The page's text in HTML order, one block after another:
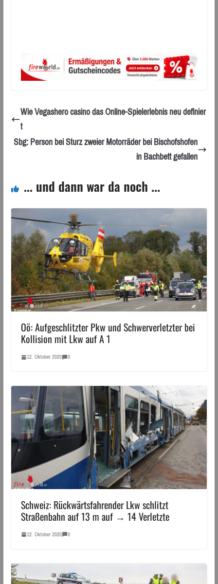
Wie Vegashero casino das Online-Spielerlebnis neu definier
t
Sbg: Person bei Sturz zweier Motorräder bei Bischofshofen
in Bachbett gefallen
... und dann war da noch ...
Oö: Aufgeschlitzter Pkw und Schwerverletzter bei
Kollision mit Lkw auf A 1
12. Oktober 2020 0
Schweiz: Rückwärtsfahrender Lkw schlitzt
Straßenbahn auf 13 m auf → 14 Verletzte
12. Oktober 2020 0